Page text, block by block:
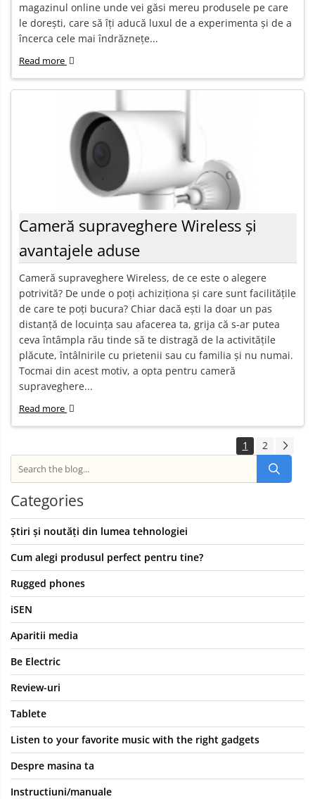
magazinul online unde vei găsi mereu produsele pe care
le dorești, care să îți aducă luxul de a experimenta și de a
încerca cele mai îndrăznețe...
Read more
Cameră supraveghere Wireless și
avantajele aduse
Cameră supraveghere Wireless, de ce este o alegere
potrivită? De unde o poți achiziționa și care sunt facilitățile
de care te poți bucura? Chiar dacă ești la doar un pas
distanță de locuința sau afacerea ta, grija că s-ar putea
ceva întâmpla rău tinde să te distragă de la activitățile
plăcute, întâlnirile cu prietenii sau cu familia și nu numai.
Tocmai din acest motiv, a opta pentru cameră
supraveghere...
Read more
1 2
Categories
Știri și noutăți din lumea tehnologiei
Cum alegi produsul perfect pentru tine?
Rugged phones
iSEN
Aparitii media
Be Electric
Review-uri
Tablete
Listen to your favorite music with the right gadgets
Despre masina ta
Instructiuni/manuale